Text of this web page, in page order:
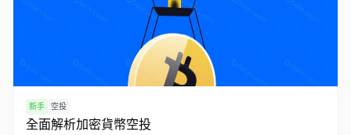
新手 空投
全面解析加密貨幣空投